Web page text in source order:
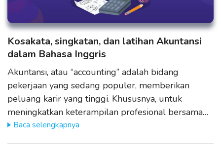
Kosakata, singkatan, dan latihan Akuntansi
dalam Bahasa Inggris
Akuntansi, atau “accounting” adalah bidang
pekerjaan yang sedang populer, memberikan
peluang karir yang tinggi. Khususnya, untuk
meningkatkan keterampilan profesional bersama…
Baca selengkapnya